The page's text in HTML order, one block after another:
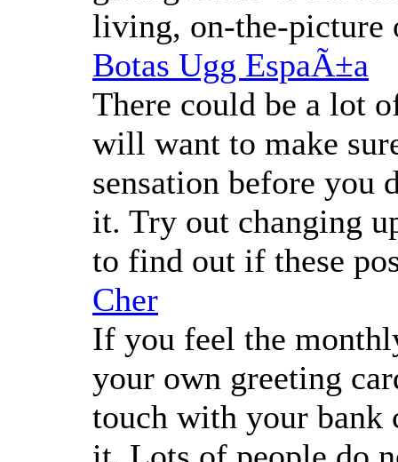
living, on-the-picture
Botas Ugg EspaÃ±a
There could be a lot
will want to make
sensation before you
it. Try out changing
to find out if these
Cher
If you feel the
your own greeting
touch with your bank